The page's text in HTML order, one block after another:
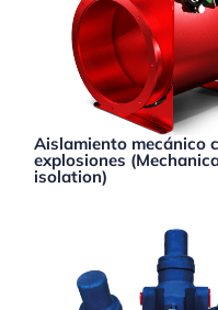
Aislamiento mecánico
explosiones
isolation)